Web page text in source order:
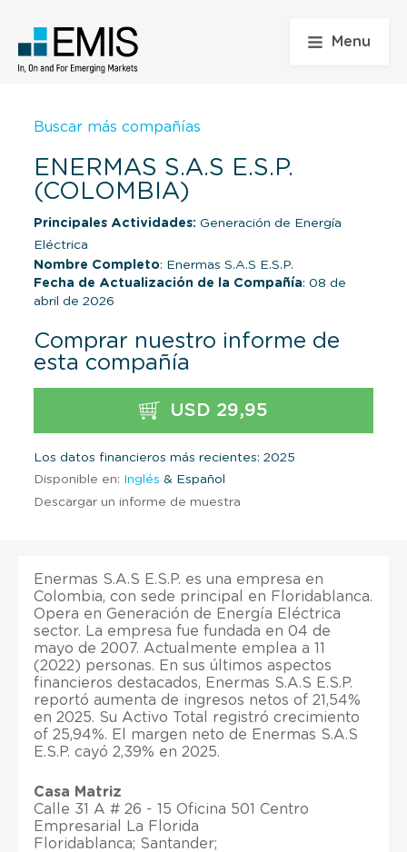
Menu
Buscar más compañías
ENERMAS S.A.S E.S.P.
(COLOMBIA)
Principales Actividades: Generación de Energía
Eléctrica
Nombre Completo: Enermas S.A.S E.S.P.
Fecha de Actualización de la Compañía: 08 de
abril de 2026
Comprar nuestro informe de
esta compañía
USD 29,95
Los datos financieros más recientes: 2025
Disponible en: Inglés & Español
Descargar un informe de muestra
Enermas S.A.S E.S.P. es una empresa en
Colombia, con sede principal en Floridablanca.
Opera en Generación de Energía Eléctrica
sector. La empresa fue fundada en 04 de
mayo de 2007. Actualmente emplea a 11
(2022) personas. En sus últimos aspectos
financieros destacados, Enermas S.A.S E.S.P.
reportó aumenta de ingresos netos of 21,54%
en 2025. Su Activo Total registró crecimiento
of 25,94%. El margen neto de Enermas S.A.S
E.S.P. cayó 2,39% en 2025.
Casa Matriz
Calle 31 A # 26 - 15 Oficina 501 Centro
Empresarial La Florida
Floridablanca; Santander;